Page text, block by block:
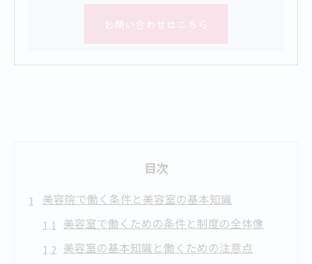
お問い合わせはこちら
目次
美容院で働く条件と美容室の基本知識
美容室で働くための条件と制度の全体像
美容室の基本知識と働くための注意点